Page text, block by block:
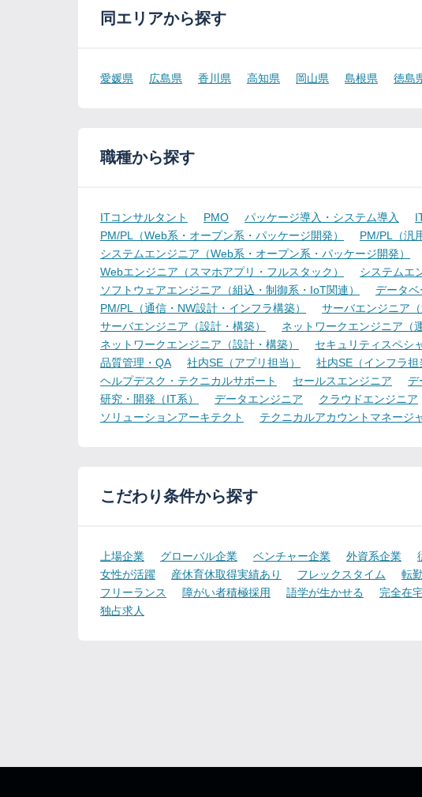
同エリアから探す
愛媛県 広島県 香川県 高知県 岡山県 島根県 徳島
職種から探す
ITコンサルタント PMO パッケージ導入・システム導入
PM/PL（Web系・オープン系・パッケージ開発）
PM/PL（汎
システムエンジニア（Web系・オープン系・パッケージ開発）
Webエンジニア（スマホアプリ・フルスタック）
システムエ
ソフトウェアエンジニア（組込・制御系・IoT関連）
データ
PM/PL（通信・NW設計・インフラ構築）
サーバエンジニア（
サーバエンジニア（設計・構築）
ネットワークエンジニア（
ネットワークエンジニア（設計・構築）
セキュリティスペシ
品質管理・QA
社内SE（アプリ担当） 社内SE（インフラ担
ヘルプデスク・テクニカルサポート
セールスエンジニア デ
研究・開発（IT系）
データエンジニア クラウドエンジニア
ソリューションアーキテクト
テクニカルアカウントマネージ
こだわり条件から探す
上場企業 グローバル企業 ベンチャー企業 外資系企業
女性が活躍
産休育休取得実績あり フレックスタイム 転
フリーランス
障がい者積極採用 語学が生かせる 完全在
独占求人